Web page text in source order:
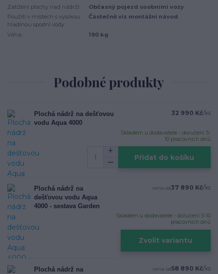
Zatížení plochy nad nádrží:
Občasný pojezd osobními vozy
Použití v místech s vysokou
hladinou spodní vody:
Částečně viz montážní návod
Váha: 190 kg
Podobné produkty
Plochá nádrž na dešťovou
vodu Aqua 4000
32 990 Kč/ks
Skladem u dodavatele - doručení 5-
10 pracovních dnů
Přidat do košíku
Plochá nádrž na
dešťovou vodu Aqua
4000 - sestava Garden
cena od37 890 Kč/ks
Skladem u dodavatele - doručení 5-10
pracovních dnů
Zvolit variantu
Plochá nádrž na
cena od58 890 Kč/ks